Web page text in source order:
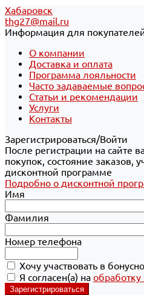
Хабаровск
thg27@mail.ru
Информация для
О компании
Доставка и оплата
Программа лояльности
Часто задаваемые
Статьи и рекомендации
Услуги
Контакты
Зарегистрироваться/Войти
После регистрации на сайте
покупок, состояние заказов,
дисконтной программе
Подробно о дисконтной
Имя
Фамилия
Номер телефона
Хочу участвовать в
Я согласен(а) на